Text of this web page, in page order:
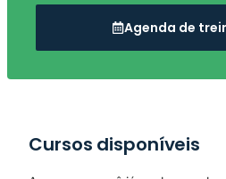
Agenda de
Cursos disponíveis